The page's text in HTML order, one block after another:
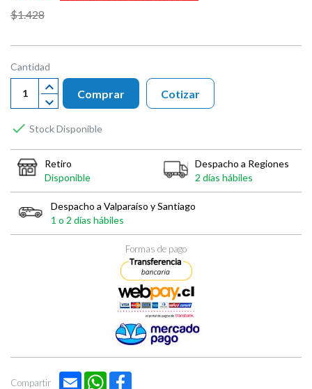
$1.428
Cantidad
Comprar
 Stock Disponible
Cotizar
Retiro
Disponible
Despacho a Regiones
2 días hábiles
Despacho a Valparaíso y Santiago
1 o 2 días hábiles
Formas de pago
Compartir Email WhatsApp